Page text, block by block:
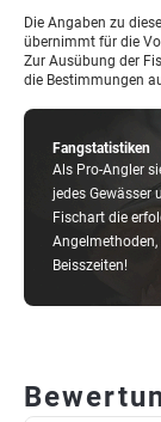
Fangstatistiken
Als Pro-Angler
jedes Gewässer
Fischart die
Angelmethoden,
Beisszeiten!
Die Angaben zu
übernimmt für die
Zur Ausübung der
die Bestimmungen